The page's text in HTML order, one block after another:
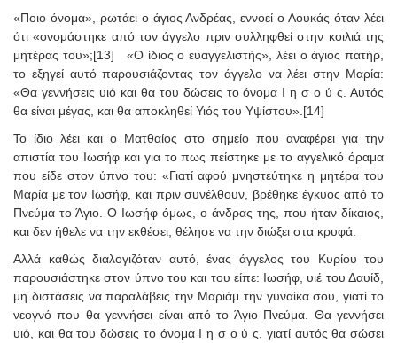
«Ποιο όνομα», ρωτάει ο άγιος Ανδρέας, εννοεί ο Λουκάς όταν λέει
ότι «ονομάστηκε από τον άγγελο πριν συλληφθεί στην κοιλιά της
μητέρας του»;[13] «Ο ίδιος ο ευαγγελιστής», λέει ο άγιος πατήρ,
το εξηγεί αυτό παρουσιάζοντας τον άγγελο να λέει στην Μαρία:
«Θα γεννήσεις υιό και θα του δώσεις το όνομα Ι η σ ο ύ ς. Αυτός
θα είναι μέγας, και θα αποκληθεί Υιός του Υψίστου».[14]
Το ίδιο λέει και ο Ματθαίος στο σημείο που αναφέρει για την
απιστία του Ιωσήφ και για το πως πείστηκε με το αγγελικό όραμα
που είδε στον ύπνο του: «Γιατί αφού μνηστεύτηκε η μητέρα του
Μαρία με τον Ιωσήφ, και πριν συνέλθουν, βρέθηκε έγκυος από το
Πνεύμα το Άγιο. Ο Ιωσήφ όμως, ο άνδρας της, που ήταν δίκαιος,
και δεν ήθελε να την εκθέσει, θέλησε να την διώξει στα κρυφά.
Αλλά καθώς διαλογιζόταν αυτό, ένας άγγελος του Κυρίου του
παρουσιάστηκε στον ύπνο του και του είπε: Ιωσήφ, υιέ του Δαυίδ,
μη διστάσεις να παραλάβεις την Μαριάμ την γυναίκα σου, γιατί το
νεογνό που θα γεννήσει είναι από το Άγιο Πνεύμα. Θα γεννήσει
υιό, και θα του δώσεις το όνομα Ι η σ ο ύ ς, γιατί αυτός θα σώσει